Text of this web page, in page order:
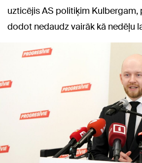
uzticējis AS politiķim Kulbergam,
dodot nedaudz vairāk kā nedēļu